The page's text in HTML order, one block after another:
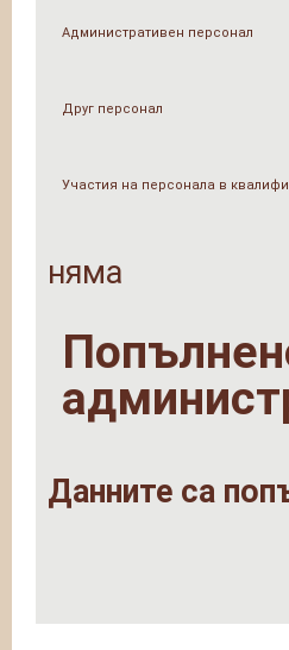
Административен персонал
Друг персонал
Участия на персонала в
няма
Данните са